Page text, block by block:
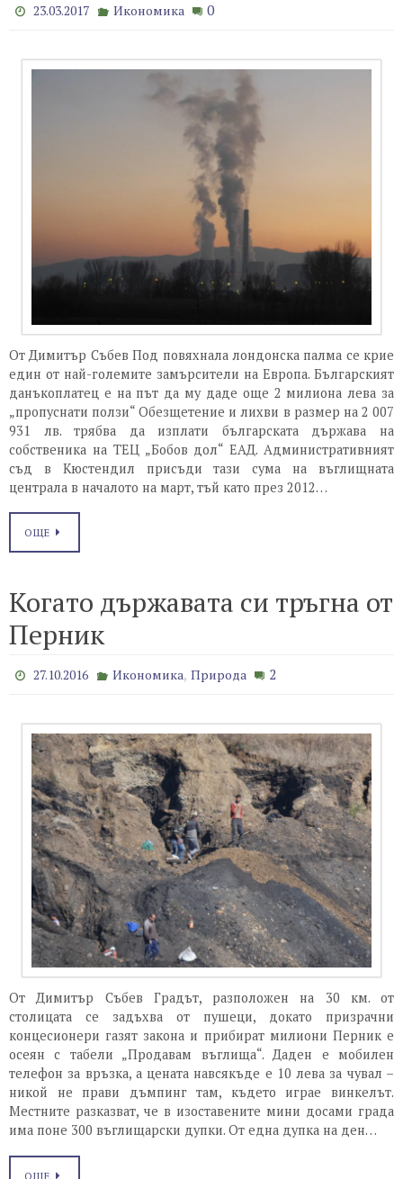
23.03.2017 Икономика 0
От Димитър Събев Под повяхнала лондонска палма се крие
един от най-големите замърсители на Европа. Българският
данъкоплатец е на път да му даде още 2 милиона лева за
„пропуснати ползи“ Обезщетение и лихви в размер на 2 007
931 лв. трябва да изплати българската държава на
собственика на ТЕЦ „Бобов дол“ ЕАД. Административният
съд в Кюстендил присъди тази сума на въглищната
централа в началото на март, тъй като през 2012…
ОЩЕ
Когато държавата си тръгна от
Перник
27.10.2016 Икономика, Природа 2
От Димитър Събев Градът, разположен на 30 км. от
столицата се задъхва от пушеци, докато призрачни
концесионери газят закона и прибират милиони Перник е
осеян с табели „Продавам въглища“. Даден е мобилен
телефон за връзка, а цената навсякъде е 10 лева за чувал –
никой не прави дъмпинг там, където играе винкелът.
Местните разказват, че в изоставените мини досами града
има поне 300 въглищарски дупки. От една дупка на ден…
ОЩЕ